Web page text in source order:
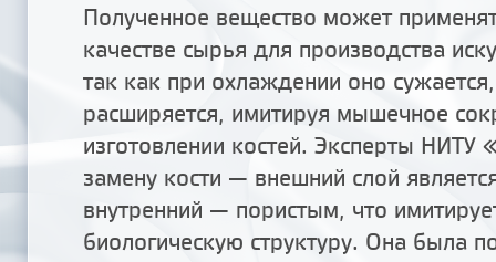
Полученное вещество может
качестве сырья для производства
так как при охлаждении оно
расширяется, имитируя мышечное
изготовлении костей. Эксперты
замену кости — внешний слой
внутренний — пористым, что
биологическую структуру. Она была